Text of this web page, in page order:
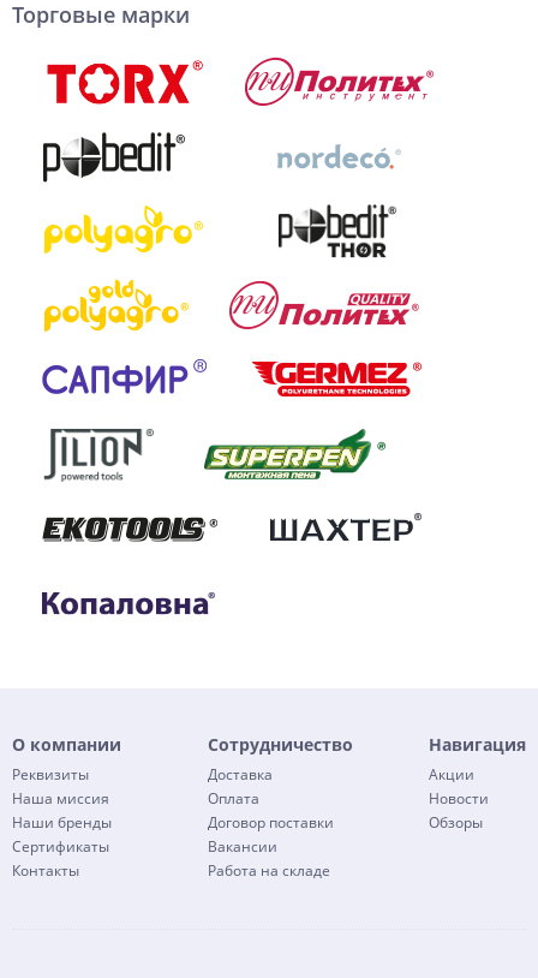
Торговые марки
О компании
Реквизиты
Наша миссия
Наши бренды
Сертификаты
Контакты
Сотрудничество
Доставка
Оплата
Договор поставки
Вакансии
Работа на складе
Навигация
Акции
Новости
Обзоры